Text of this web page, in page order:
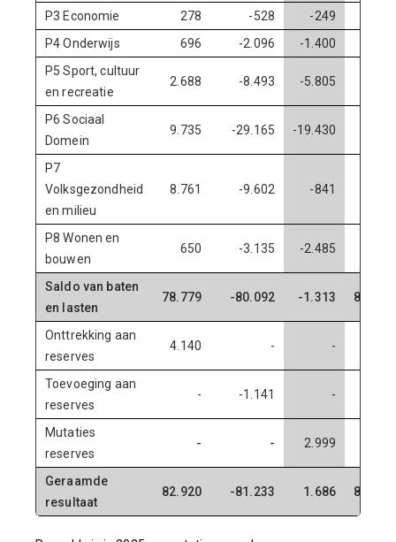
P3 Economie 278 -528 -249
P4 Onderwijs
696 -2.096 -1.400
P5 Sport, cultuur
en recreatie
2.688 -8.493 -5.805
P6 Sociaal
Domein
9.735 -29.165 -19.430
P7
Volksgezondheid
en milieu
8.761 -9.602 -841
P8 Wonen en
bouwen
650 -3.135 -2.485
Saldo van baten
en lasten
78.779 -80.092 -1.313 82.486
Onttrekking aan
reserves
4.140 - -
Toevoeging aan
reserves
- -1.141 -
Mutaties
reserves
- - 2.999
Geraamde
resultaat
82.920 -81.233 1.686 89.457